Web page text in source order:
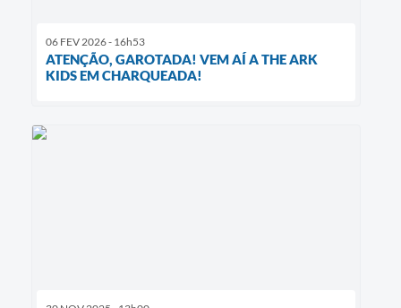
06 FEV 2026 - 16h53
ATENÇÃO, GAROTADA! VEM AÍ A THE ARK
KIDS EM CHARQUEADA!